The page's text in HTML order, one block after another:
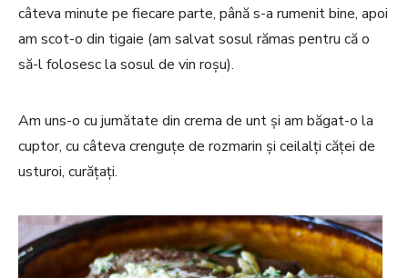
câteva minute pe fiecare parte, până s-a rumenit bine, apoi
am scot-o din tigaie (am salvat sosul rămas pentru că o
să-l folosesc la sosul de vin roșu).
Am uns-o cu jumătate din crema de unt și am băgat-o la
cuptor, cu câteva crenguțe de rozmarin și ceilalți căței de
usturoi, curățați.